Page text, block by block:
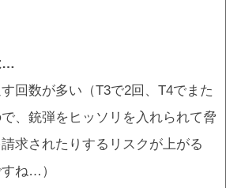
…
回数が多い（T3で2回、T4でまた
、銃弾をヒッソリを入れられて脅
求されたりするリスクが上がる
ね…）